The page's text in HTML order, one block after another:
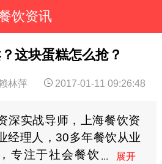
饮资讯
这块蛋糕怎么抢？
林萍 2017-01-11 09:26:48
深实战导师，上海餐饮资
经理人，30多年餐饮从业
专注于社会餐饮